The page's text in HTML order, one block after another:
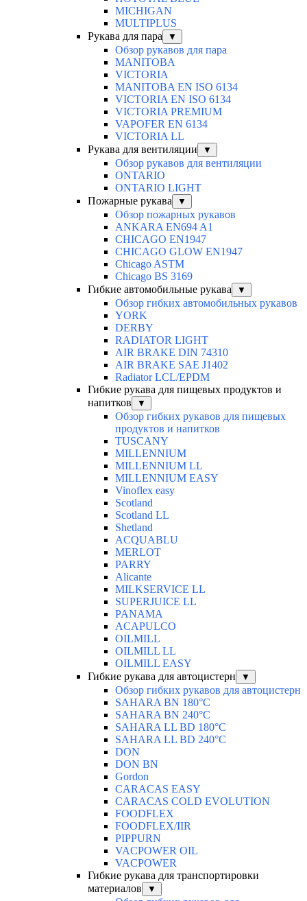
MICHIGAN
MULTIPLUS
Рукава для пара
▼
Обзор рукавов для пара
MANITOBA
VICTORIA
MANITOBA EN ISO 6134
VICTORIA EN ISO 6134
VICTORIA PREMIUM
VAPOFER EN 6134
VICTORIA LL
Рукава для вентиляции
▼
Обзор рукавов для вентиляции
ONTARIO
ONTARIO LIGHT
Пожарные рукава
▼
Обзор пожарных рукавов
ANKARA EN694 A1
CHICAGO EN1947
CHICAGO GLOW EN1947
Chicago ASTM
Chicago BS 3169
Гибкие автомобильные рукава
▼
Обзор гибких автомобильных рукавов
YORK
DERBY
RADIATOR LIGHT
AIR BRAKE DIN 74310
AIR BRAKE SAE J1402
Radiator LCL/EPDM
Гибкие рукава для пищевых продуктов и
напитков
▼
Обзор гибких рукавов для пищевых
продуктов и напитков
TUSCANY
MILLENNIUM
MILLENNIUM LL
MILLENNIUM EASY
Vinoflex easy
Scotland
Scotland LL
Shetland
ACQUABLU
MERLOT
PARRY
Alicante
MILKSERVICE LL
SUPERJUICE LL
PANAMA
ACAPULCO
OILMILL
OILMILL LL
OILMILL EASY
Гибкие рукава для автоцистерн
▼
Обзор гибких рукавов для автоцистерн
SAHARA BN 180°C
SAHARA BN 240°C
SAHARA LL BD 180°C
SAHARA LL BD 240°C
DON
DON BN
Gordon
CARACAS EASY
CARACAS COLD EVOLUTION
FOODFLEX
FOODFLEX/IIR
PIPPURN
VACPOWER OIL
VACPOWER
Гибкие рукава для транспортировки
материалов
▼